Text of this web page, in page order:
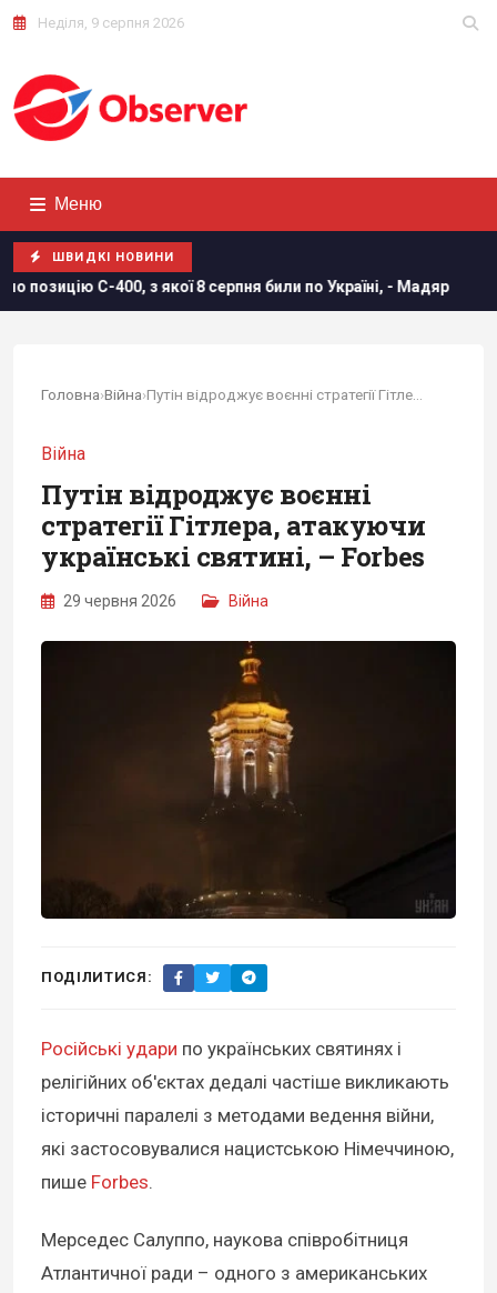
Неділя, 9 серпня 2026
Меню
ШВИДКІ НОВИНИ
8 серпня били по Україні, - Мадяр Дві океанічні
Головна›Війна›
Війна
Путін відроджує воєнні
стратегії Гітлера, атакуючи
українські святині, – Forbes
29 червня 2026 Війна
ПОДІЛИТИСЯ:
Російські удари по українських святинях і
релігійних об'єктах дедалі частіше викликають
історичні паралелі з методами ведення війни,
які застосовувалися нацистською Німеччиною,
пише Forbes.
Мерседес Салуппо, наукова співробітниця
Атлантичної ради – одного з американських